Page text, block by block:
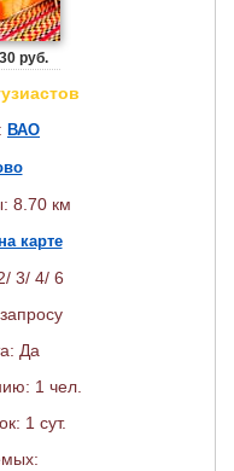
руб.
ВАО
8.70 км
карте
3/ 4/ 6
Да
1 чел.
1 сут.